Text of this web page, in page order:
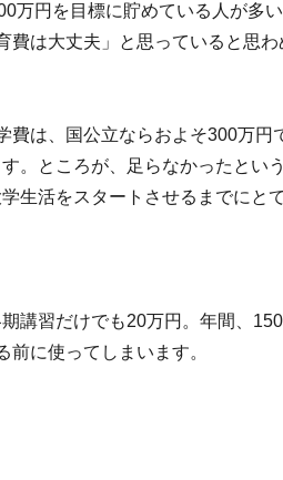
万円を目標に貯めている人が多
費は大丈夫」と思っていると思わ
費は、国公立ならおよそ300万円
。ところが、足らなかったとい
生活をスタートさせるまでにと
講習だけでも20万円。年間、
に使ってしまいます。